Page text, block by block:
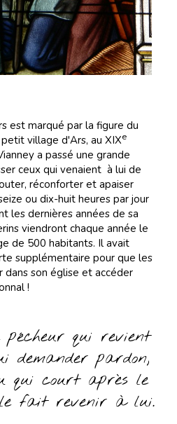
est marqué par la figure du
village d'Ars, au XIXe
a passé une grande
ceux qui venaient à lui de
réconforter et apaiser
ou dix-huit heures par jour
les dernières années de sa
viendront chaque année le
de 500 habitants. Il avait
supplémentaire pour que les
dans son église et accéder
!
pécheur qui revient
demander pardon,
qui court après le
fait revenir à lui.